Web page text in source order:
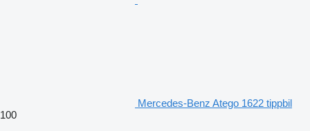
Mercedes-Benz Atego 1622 tippbil
100